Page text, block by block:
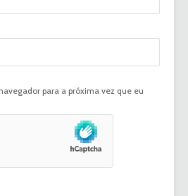
para a próxima vez que eu